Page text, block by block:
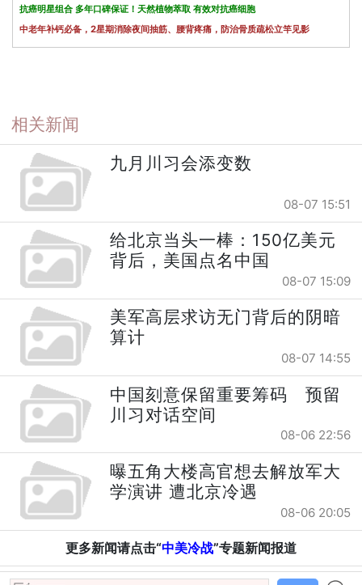
抗癌明星组合 多年口碑保证！天然植物萃取 有效对抗癌细胞
中老年补钙必备，2星期消除夜间抽筋、腰背疼痛，防治骨质疏松立竿见影
相关新闻
九月川习会添变数
08-07 15:51
给北京当头一棒：150亿美元
背后，美国点名中国
08-07 15:09
美军高层求访无门背后的阴暗
算计
08-07 14:55
中国刻意保留重要筹码 预留
川习对话空间
08-06 22:56
曝五角大楼高官想去解放军大
学演讲 遭北京冷遇
08-06 20:05
更多新闻请点击“中美冷战”专题新闻报道